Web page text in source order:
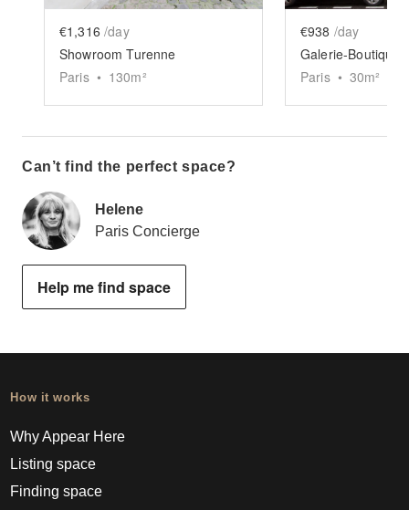
€1,316 /day
Showroom Turenne
Paris • 130m²
€938 /day
Paris • 30m²
Can’t find the perfect space?
Helene
Paris Concierge
Help me find space
How it works
Why Appear Here
Listing space
Finding space